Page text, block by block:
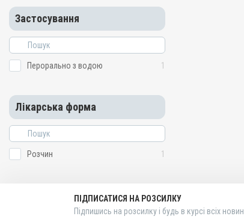
Застосування
Перорально з водою 1
Лікарська форма
Розчин 1
ПІДПИСАТИСЯ НА РОЗСИЛКУ
Підпишись на розсилку і будь в курсі всіх новин